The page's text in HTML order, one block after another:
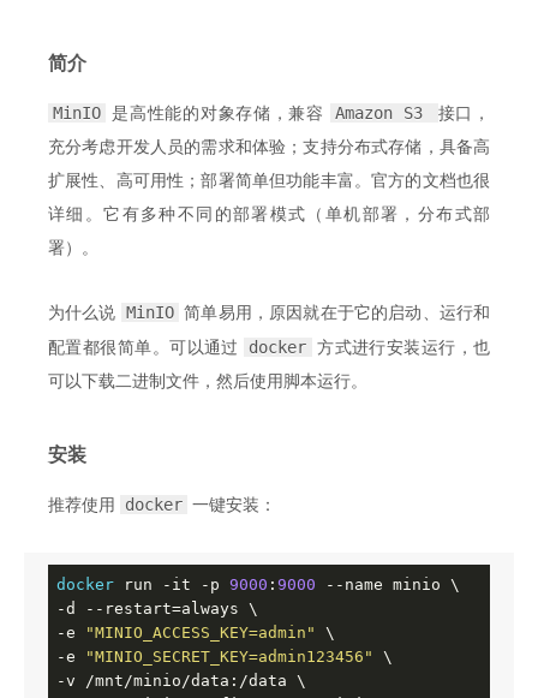
简介
MinIO 是高性能的对象存储，兼容 Amazon S3
接口，
充分考虑开发人员的需求和体验；支持分布式存储，具备高
扩展性、高可用性；部署简单但功能丰富。官方的文档也很
详细。它有多种不同的部署模式（单机部署，分布式部
署）。
为什么说 MinIO 简单易用，原因就在于它的启动、运行和
配置都很简单。可以通过 docker
方式进行安装运行，也
可以下载二进制文件，然后使用脚本运行。
安装
推荐使用 docker 一键安装：
docker run -it -p 9000 : 9000 --name minio \
-d --restart=always \
-e
"MINIO_ACCESS_KEY=admin" \
-e
"MINIO_SECRET_KEY=admin123456" \
-v /mnt/minio/data:/data \